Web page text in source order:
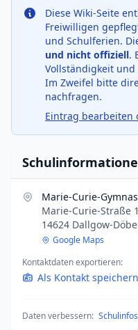
Diese Wiki-Seite
Freiwilligen
und Schulferien.
und nicht offiziell.
Vollständigkeit und
Im Zweifel bitte
nachfragen.
Eintrag bearbeiten
Marie-Curie-
Marie-Curie-Straße 1
14624 Dallgow-
Google Maps
Kontaktdaten exportieren:
Als Kontakt
Daten verbessern: